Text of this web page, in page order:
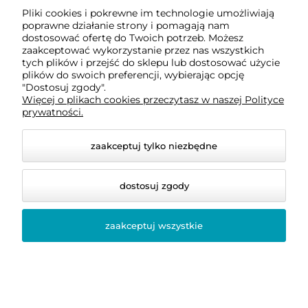
do koszyka do koszyka
30%
Kołdra 100x160 całoroczna
bawełniana Cottonella
Poldaun
Poduszka puchowa
Eleganza 50x70 Poldaun
Poduszka 50x70
46,40 zł
Cena regularna:
Pliki cookies i pokrewne im technologie umożliwiają
poprawne działanie strony i pomagają nam
dostosować ofertę do Twoich potrzeb. Możesz
zaakceptować wykorzystanie przez nas wszystkich
tych plików i przejść do sklepu lub dostosować użycie
plików do swoich preferencji, wybierając opcję
"Dostosuj zgody".
Więcej o plikach cookies przeczytasz w naszej Polityce
prywatności.
zaakceptuj tylko niezbędne
dostosuj zgody
zaakceptuj wszystkie